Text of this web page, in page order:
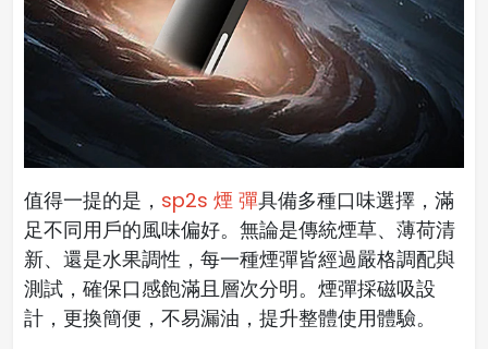
值得一提的是， sp2s 煙 彈具備多種口味選擇，滿
足不同用戶的風味偏好。無論是傳統煙草、薄荷清
新、還是水果調性，每一種煙彈皆經過嚴格調配與
測試，確保口感飽滿且層次分明。煙彈採磁吸設
計，更換簡便，不易漏油，提升整體使用體驗。